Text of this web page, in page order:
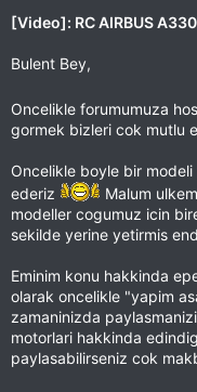
[Video]: RC AIRBUS
Bulent Bey,
Oncelikle forumumuza
gormek bizleri cok mutlu
Oncelikle boyle bir
ederiz
Malum
modeller cogumuz icin
sekilde yerine yetirmis
Eminim konu hakkinda
olarak oncelikle "yapim
zamaninizda
motorlari hakkinda
paylasabilirseniz cok